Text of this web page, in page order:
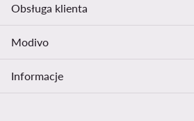
Obsługa klienta
Modivo
Informacje